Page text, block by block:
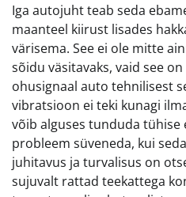
Iga autojuht teab seda
maanteel kiirust lisades
värisema. See ei ole mitte
sõidu väsitavaks, vaid see
ohusignaal auto tehnilisest
vibratsioon ei teki kunagi
võib alguses tunduda tühise
probleem süveneda, kui
juhitavus ja turvalisus on
sujuvalt rattad teekattega